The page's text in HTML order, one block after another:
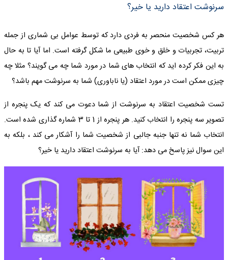
سرنوشت اعتقاد دارید یا خیر؟
هر کس شخصیت منحصر به فردی دارد که توسط عوامل بی شماری از جمله
تربیت، تجربیات و خلق و خوی طبیعی ما شکل گرفته است. اما آیا تا به حال
به این فکر کرده اید که انتخاب های شما در مورد شما چه می گویند؟ مثلا چه
چیزی ممکن است در مورد اعتقاد (یا ناباوری) شما به سرنوشت مهم باشد؟
تست شخصیت اعتقاد به سرنوشت از شما دعوت می کند که یک پنجره از
تصویر سه پنجره را انتخاب کنید. هر پنجره از 1 تا 3 شماره گذاری شده است.
انتخاب شما نه تنها جنبه جالبی از شخصیت شما را آشکار می کند ، بلکه به
این سوال نیز پاسخ می دهد: آیا به سرنوشت اعتقاد دارید یا خیر؟